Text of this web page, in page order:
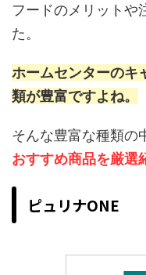
フードのメリットや
た。
ホームセンターのキ
類が豊富ですよね。
そんな豊富な種類の
おすすめ商品を厳選
ピュリナONE